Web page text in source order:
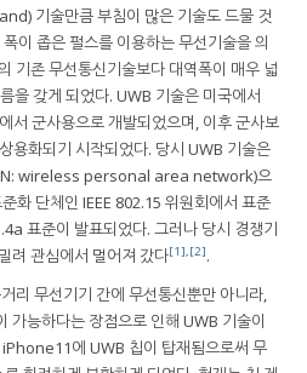
기술만큼 부침이 많은 기술도 드물 것
이 좁은 펄스를 이용하는 무선기술을 의
기존 무선통신기술보다 대역폭이 매우 넓
을 갖게 되었다. UWB 기술은 미국에서
서 군사용으로 개발되었으며, 이후 군사보
용화되기 시작되었다. 당시 UWB 기술은
wireless personal area network)으
화 단체인 IEEE 802.15 위원회에서 표준
표준이 발표되었다. 그러나 당시 경쟁기
려 관심에서 멀어져 갔다[1],[2].
리 무선기기 간에 무선통신뿐만 아니라,
가능하다는 장점으로 인해 UWB 기술이
에 UWB 칩이 탑재됨으로써 무